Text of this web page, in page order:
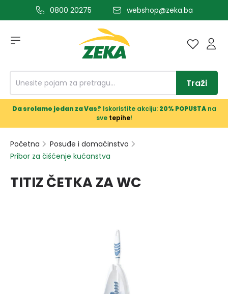
glavni sadržaj0800 20275 webshop@zeka.ba
Traži
Da srolamo jedan za Vas? Iskoristite akciju: 20% POPUSTAna
sve tepihe!
Početna
Posuđe i domaćinstvo
Pribor za čišćenje kućanstva
TITIZ ČETKA ZA WC